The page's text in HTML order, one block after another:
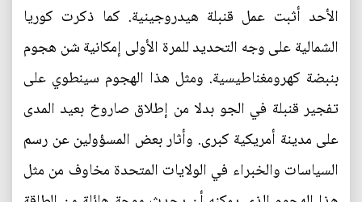
الأحد أثبت عمل قنبلة هيدروجينية. كما ذكرت كوريا
الشمالية على وجه التحديد للمرة الأولى إمكانية شن هجوم
بنبضة كهرومغناطيسية. ومثل هذا الهجوم سينطوي على
تفجير قنبلة في الجو بدلا من إطلاق صاروخ بعيد المدى
على مدينة أمريكية كبرى. وأثار بعض المسؤولين عن رسم
السياسات والخبراء في الولايات المتحدة مخاوف من مثل